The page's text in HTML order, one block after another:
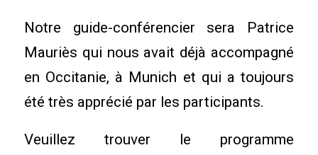
Notre guide-conférencier sera Patrice
Mauriès qui nous avait déjà accompagné
en Occitanie, à Munich et qui a toujours
été très apprécié par les participants.
Veuillez trouver le programme